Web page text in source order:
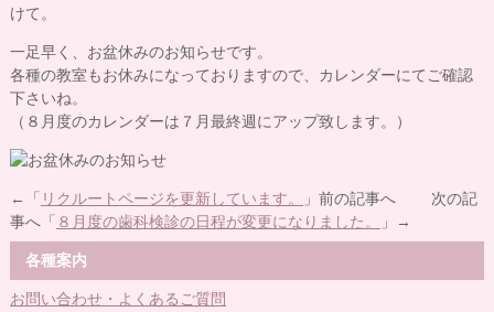
けて。
一足早く、お盆休みのお知らせです。
各種の教室もお休みになっておりますので、カレンダーにてご確認
下さいね。
（８月度のカレンダーは７月最終週にアップ致します。）
←「 リクルートページを更新しています。
」前の記事へ 次の記
事へ「 ８月度の歯科検診の日程が変更になりました。 」→
各種案内
お問い合わせ・よくあるご質問